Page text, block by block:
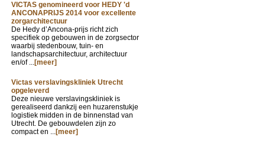
VICTAS genomineerd voor HEDY 'd
ANCONAPRIJS 2014 voor excellente
zorgarchitectuur
De Hedy d’Ancona-prijs richt zich
specifiek op gebouwen in de zorgsector
waarbij stedenbouw, tuin- en
landschapsarchitectuur, architectuur
en/of ...[meer]
Victas verslavingskliniek Utrecht
opgeleverd
Deze nieuwe verslavingskliniek is
gerealiseerd dankzij een huzarenstukje
logistiek midden in de binnenstad van
Utrecht. De gebouwdelen zijn zo
compact en ...[meer]